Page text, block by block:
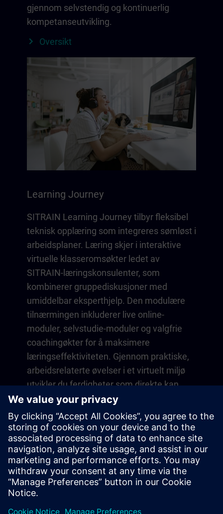
gjennom selvstendig og kontinuerlig
kompetanseutvikling.
Oversikt
Learning Journey
SITRAIN Learning Journey tilbyr fleksibel
teknisk opplæring som integreres sømløst i
arbeidsplaner. Læring skjer i interaktive
virtuelle klasseromsøkter ledet av
SITRAIN-læringskonsulenter, som
kombinerer gruppediskusjoner med
umiddelbar eksperthjelp. Den modulære
tilnærmingen inkluderer live online-
moduler, selvstudie-moduler og valgfrie
coachingøkter for å maksimere
læringseffektiviteten. Gjennom praktiske,
arbeidsrelaterte øvelser i et virtuelt miljø
utvikler du ferdigheter som direkte kan
brukes i dine daglige oppgaver. Læringen
fortsetter etter kurset med ett års
medlemskap på vår digitale
læringsplattform SITRAIN access.
Oversikt